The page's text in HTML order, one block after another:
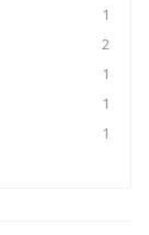
1
2
1
1
1